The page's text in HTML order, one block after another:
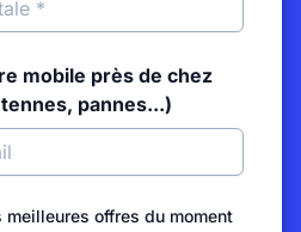
mobile près de chez
pannes...)
meilleures offres du moment